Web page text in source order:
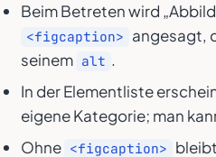
Beim Betreten wird
<figcaption> angesagt,
seinem alt .
In der Elementliste
eigene Kategorie; man
Ohne <figcaption>